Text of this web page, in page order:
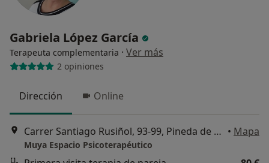
Gabriela López García
Terapeuta complementaria · Ver más
2 opiniones
Dirección Online
Carrer Santiago Rusiñol, 93-99, Pineda de Mar • Mapa
Muya Espacio Psicoterapéutico